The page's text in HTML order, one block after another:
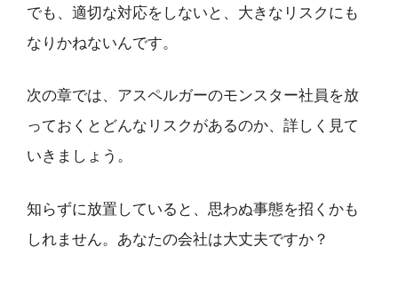
でも、適切な対応をしないと、大きなリスクにも
なりかねないんです。
次の章では、アスペルガーのモンスター社員を放
っておくとどんなリスクがあるのか、詳しく見て
いきましょう。
知らずに放置していると、思わぬ事態を招くかも
しれません。あなたの会社は大丈夫ですか？